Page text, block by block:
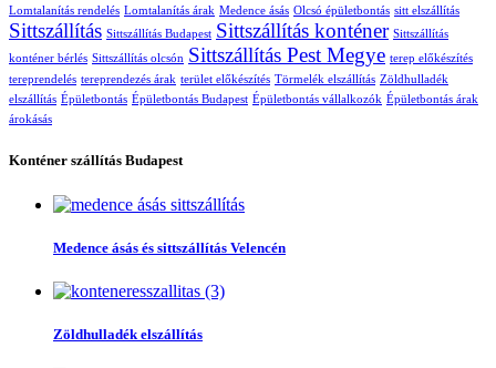
Lomtalanítás rendelés Lomtalanítás árak Medence ásás Olcsó épületbontás sitt elszállítás
Sittszállítás Sittszállítás Budapest Sittszállítás konténer Sittszállítás
konténer bérlés Sittszállítás olcsón Sittszállítás Pest Megye terep előkészítés
tereprendelés tereprendezés árak terület előkészítés Törmelék elszállítás Zöldhulladék
elszállítás Épületbontás Épületbontás Budapest Épületbontás vállalkozók Épületbontás árak
árokásás
Konténer szállítás Budapest
Medence ásás és sittszállítás Velencén
Zöldhulladék elszállítás